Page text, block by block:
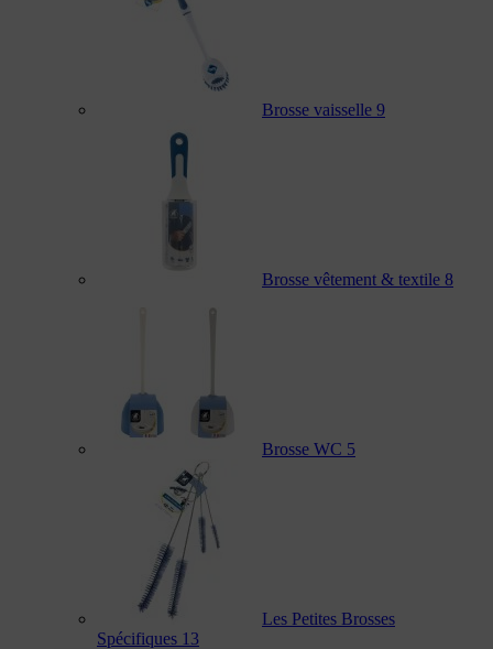
Brosse vaisselle 9
Brosse vêtement & textile 8
Brosse WC 5
Les Petites Brosses
Spécifiques 13